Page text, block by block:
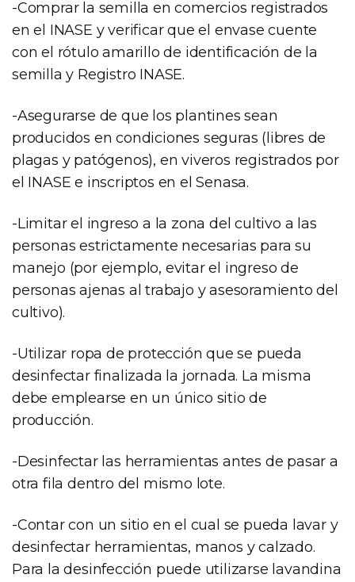
-Comprar la semilla en comercios registrados
en el INASE y verificar que el envase cuente
con el rótulo amarillo de identificación de la
semilla y Registro INASE.
-Asegurarse de que los plantines sean
producidos en condiciones seguras (libres de
plagas y patógenos), en viveros registrados por
el INASE e inscriptos en el Senasa.
-Limitar el ingreso a la zona del cultivo a las
personas estrictamente necesarias para su
manejo (por ejemplo, evitar el ingreso de
personas ajenas al trabajo y asesoramiento del
cultivo).
-Utilizar ropa de protección que se pueda
desinfectar finalizada la jornada. La misma
debe emplearse en un único sitio de
producción.
-Desinfectar las herramientas antes de pasar a
otra fila dentro del mismo lote.
-Contar con un sitio en el cual se pueda lavar y
desinfectar herramientas, manos y calzado.
Para la desinfección puede utilizarse lavandina